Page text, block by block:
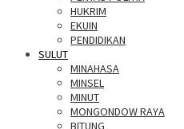
HUKRIM
EKUIN
PENDIDIKAN
SULUT
MINAHASA
MINSEL
MINUT
MONGONDOW RAYA
BITUNG